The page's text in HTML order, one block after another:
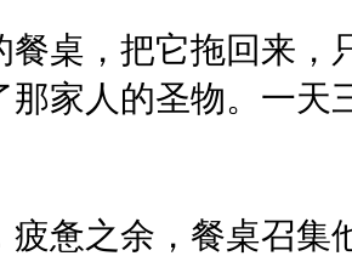
餐桌，把它拖回来，
那家人的圣物。一天
疲惫之余，餐桌召集